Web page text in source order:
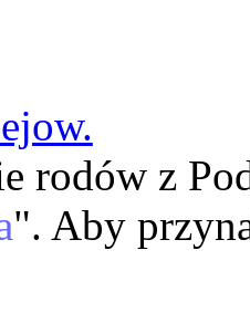
rodów z
". Aby